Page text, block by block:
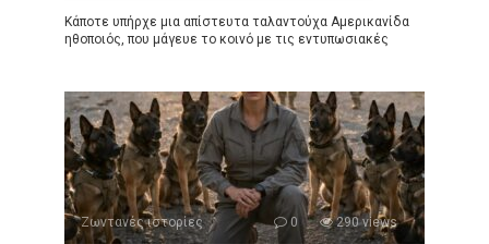
Κάποτε υπήρχε μια απίστευτα ταλαντούχα Αμερικανίδα
ηθοποιός, που μάγευε το κοινό με τις εντυπωσιακές
Ζωντανές ιστορίες 0 290 views